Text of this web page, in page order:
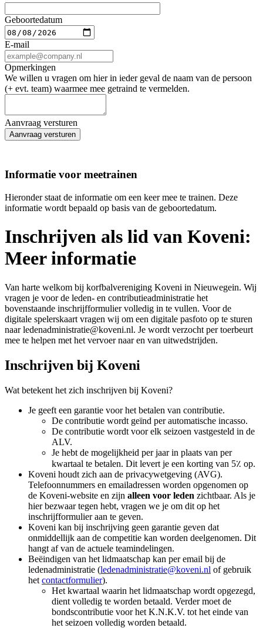
Geboortedatum
E-mail
Opmerkingen
We willen u vragen om hier in ieder geval de naam van de persoon
(+ evt. team) waarmee mee getraind te vermelden.
Aanvraag versturen
Aanvraag versturen
Informatie voor meetrainen
Hieronder staat de informatie om een keer mee te trainen. Deze
informatie wordt bepaald op basis van de geboortedatum.
Inschrijven als lid van Koveni:
Meer informatie
Van harte welkom bij korfbalvereniging Koveni in Nieuwegein. Wij
vragen je voor de leden- en contributieadministratie het
bovenstaande inschrijfformulier volledig in te vullen. Voor de
digitale spelerskaart vragen wij om een digitale pasfoto op te sturen
naar ledenadministratie@koveni.nl. Je wordt verzocht per toerbeurt
mee te helpen met het vervoer naar en van uitwedstrijden.
Inschrijven bij Koveni
Wat betekent het zich inschrijven bij Koveni?
Je geeft een garantie voor het betalen van contributie.
De contributie wordt geïnd per automatische incasso.
De contributie wordt voor elk seizoen vastgesteld in de
ALV.
Je hebt de mogelijkheid per jaar in plaats van per
kwartaal te betalen. Dit levert je een korting van 5٪ op.
Koveni houdt zich aan de privacywetgeving (AVG).
Telefoonnummers en emailadressen worden opgenomen op
de Koveni-website en zijn alleen voor leden zichtbaar. Als je
hier bezwaar tegen hebt, vragen we je om dit op het
inschrijfformulier aan te geven.
Koveni kan bij inschrijving geen garantie geven dat
onmiddellijk aan de competitie kan worden deelgenomen. Dit
hangt af van de actuele teamindelingen.
Beëindigen van het lidmaatschap kan per email bij de
ledenadministratie (ledenadministratie@koveni.nl of gebruik
het contactformulier).
Het kwartaal waarin het lidmaatschap wordt opgezegd,
dient volledig te worden betaald. Verder moet de
bondscontributie voor het K.N.K.V. tot het einde van
het seizoen volledig worden betaald.